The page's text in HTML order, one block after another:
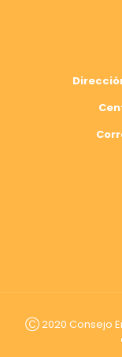
Dirección: Av.
Centro
Correo:
Ⓒ 2020 Consejo